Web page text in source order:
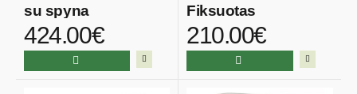
su spyna
424.00€
Fiksuotas
210.00€